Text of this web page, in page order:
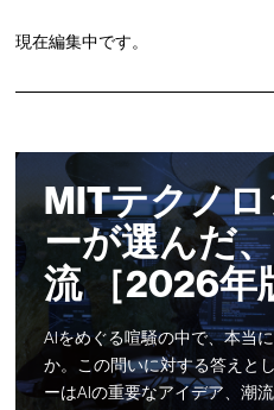
現在編集中です。
MITテクノ
ーが選んだ
流 ［2026年
AIをめぐる喧騒の中で、本当
か。この問いに対する答えと
ーはAIの重要なアイデア、潮